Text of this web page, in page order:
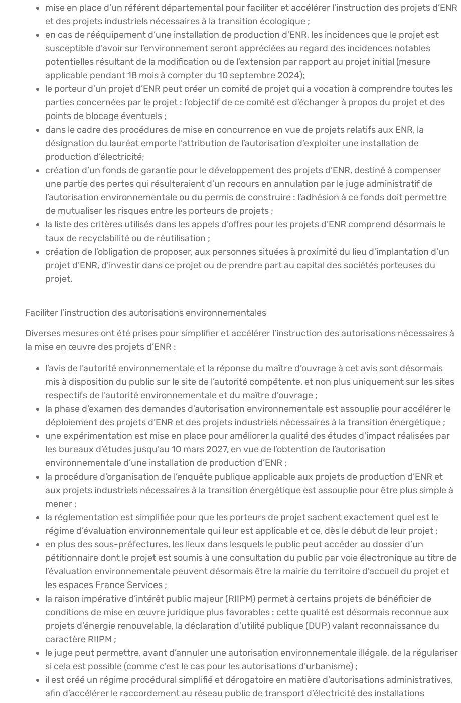
mise en place d’un référent départemental pour faciliter et accélérer l’instruction des projets d’ENR
et des projets industriels nécessaires à la transition écologique ;
en cas de rééquipement d’une installation de production d’ENR, les incidences que le projet est
susceptible d’avoir sur l’environnement seront appréciées au regard des incidences notables
potentielles résultant de la modification ou de l’extension par rapport au projet initial (mesure
applicable pendant 18 mois à compter du 10 septembre 2024);
le porteur d’un projet d’ENR peut créer un comité de projet qui a vocation à comprendre toutes les
parties concernées par le projet : l’objectif de ce comité est d’échanger à propos du projet et des
points de blocage éventuels ;
dans le cadre des procédures de mise en concurrence en vue de projets relatifs aux ENR, la
désignation du lauréat emporte l’attribution de l’autorisation d’exploiter une installation de
production d’électricité;
création d’un fonds de garantie pour le développement des projets d’ENR, destiné à compenser
une partie des pertes qui résulteraient d’un recours en annulation par le juge administratif de
l’autorisation environnementale ou du permis de construire : l’adhésion à ce fonds doit permettre
de mutualiser les risques entre les porteurs de projets ;
la liste des critères utilisés dans les appels d’offres pour les projets d’ENR comprend désormais le
taux de recyclabilité ou de réutilisation ;
création de l’obligation de proposer, aux personnes situées à proximité du lieu d’implantation d’un
projet d’ENR, d’investir dans ce projet ou de prendre part au capital des sociétés porteuses du
projet.
Faciliter l’instruction des autorisations environnementales
Diverses mesures ont été prises pour simplifier et accélérer l’instruction des autorisations nécessaires à
la mise en œuvre des projets d’ENR :
l’avis de l’autorité environnementale et la réponse du maître d’ouvrage à cet avis sont désormais
mis à disposition du public sur le site de l’autorité compétente, et non plus uniquement sur les sites
respectifs de l’autorité environnementale et du maître d’ouvrage ;
la phase d’examen des demandes d’autorisation environnementale est assouplie pour accélérer le
déploiement des projets d’ENR et des projets industriels nécessaires à la transition énergétique ;
une expérimentation est mise en place pour améliorer la qualité des études d’impact réalisées par
les bureaux d’études jusqu’au 10 mars 2027, en vue de l’obtention de l’autorisation
environnementale d’une installation de production d’ENR ;
la procédure d’organisation de l’enquête publique applicable aux projets de production d’ENR et
aux projets industriels nécessaires à la transition énergétique est assouplie pour être plus simple à
mener ;
la réglementation est simplifiée pour que les porteurs de projet sachent exactement quel est le
régime d’évaluation environnementale qui leur est applicable et ce, dès le début de leur projet ;
en plus des sous-préfectures, les lieux dans lesquels le public peut accéder au dossier d’un
pétitionnaire dont le projet est soumis à une consultation du public par voie électronique au titre de
l’évaluation environnementale peuvent désormais être la mairie du territoire d’accueil du projet et
les espaces France Services ;
la raison impérative d’intérêt public majeur (RIIPM) permet à certains projets de bénéficier de
conditions de mise en œuvre juridique plus favorables : cette qualité est désormais reconnue aux
projets d’énergie renouvelable, la déclaration d’utilité publique (DUP) valant reconnaissance du
caractère RIIPM ;
le juge peut permettre, avant d’annuler une autorisation environnementale illégale, de la régulariser
si cela est possible (comme c’est le cas pour les autorisations d’urbanisme) ;
il est créé un régime procédural simplifié et dérogatoire en matière d’autorisations administratives,
afin d’accélérer le raccordement au réseau public de transport d’électricité des installations